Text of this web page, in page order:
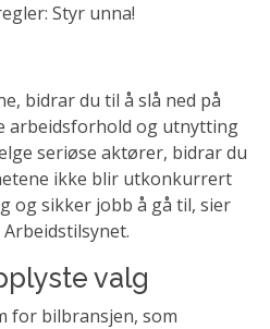
Styr unna!
bidrar du til å slå ned på
arbeidsforhold og utnytting
seriøse aktører, bidrar du
ikke blir utkonkurrert
og sikker jobb å gå til, sier
valg
for bilbransjen, som